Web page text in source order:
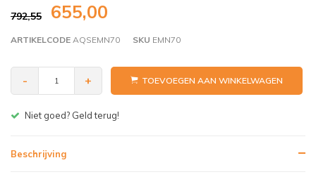
792,55 655,00
ARTIKELCODE AQSEMN70 SKU EMN70
- + TOEVOEGEN AAN WINKELWAGEN
Gratis bezorgen v.a. € 150,- (NL)
Beschrijving